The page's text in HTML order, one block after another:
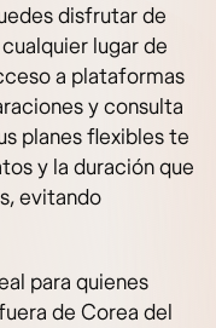
disfrutar de
lugar de
a plataformas
y consulta
planes flexibles te
y la duración que
evitando
para quienes
de Corea del